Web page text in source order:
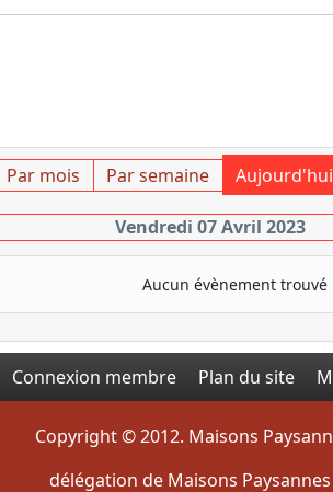
Par mois Par semaine Aujourd'hui
Vendredi 07 Avril 2023
Aucun évènement trouvé
Connexion membre Plan du site
Copyright © 2012. Maisons
délégation de Maisons